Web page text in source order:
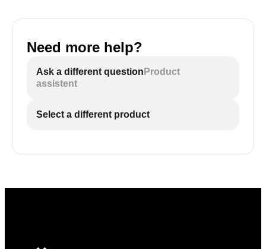
Need more help?
Ask a different question Product
assistent
Select a different product